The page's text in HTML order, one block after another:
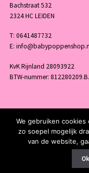
Bachstraat 532
2324 HC LEIDEN
T: 0641487732
E:
KvK Rijnland 28093922
BTW-nummer:
© 2026 Babypoppenshop
We gebruiken
zo soepel mogelijk
van de website,
Ok